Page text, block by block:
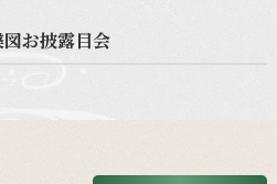
お披露目会